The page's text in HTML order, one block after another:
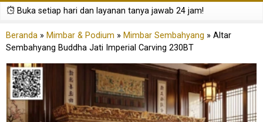
Buka setiap hari dan layanan tanya jawab 24 jam!
Beranda » Mimbar & Podium » Mimbar Sembahyang » Altar
Sembahyang Buddha Jati Imperial Carving 230BT